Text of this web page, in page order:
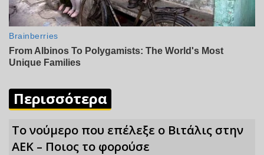
Περισσότερα
Το νούμερο που επέλεξε ο Βιτάλις στην
ΑΕΚ – Ποιος το φορούσε